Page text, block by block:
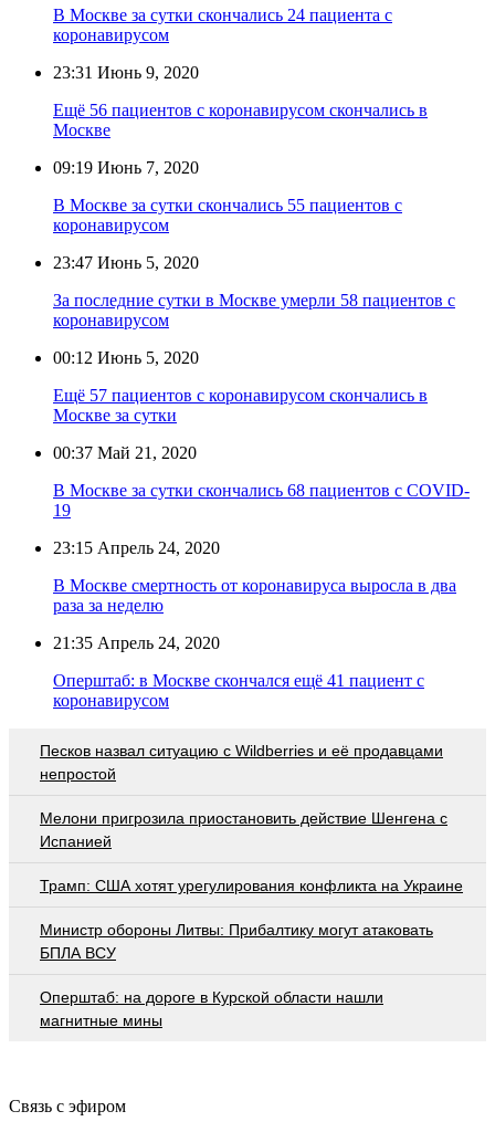
В Москве за сутки скончались 24 пациента с
коронавирусом
23:31 Июнь 9, 2020
Ещё 56 пациентов с коронавирусом скончались в
Москве
09:19 Июнь 7, 2020
В Москве за сутки скончались 55 пациентов с
коронавирусом
23:47 Июнь 5, 2020
За последние сутки в Москве умерли 58 пациентов с
коронавирусом
00:12 Июнь 5, 2020
Ещё 57 пациентов с коронавирусом скончались в
Москве за сутки
00:37 Май 21, 2020
В Москве за сутки скончались 68 пациентов с COVID-
19
23:15 Апрель 24, 2020
В Москве смертность от коронавируса выросла в два
раза за неделю
21:35 Апрель 24, 2020
Оперштаб: в Москве скончался ещё 41 пациент с
коронавирусом
Песков назвал ситуацию с Wildberries и её продавцами
непростой
Мелони пригрозила приостановить действие Шенгена с
Испанией
Трамп: США хотят урегулирования конфликта на Украине
Министр обороны Литвы: Прибалтику могут атаковать
БПЛА ВСУ
Оперштаб: на дороге в Курской области нашли
магнитные мины
Связь с эфиром